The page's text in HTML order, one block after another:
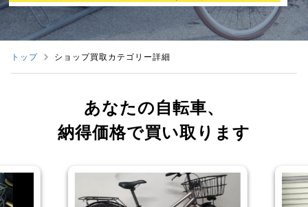
トップ ショップ買取カテゴリー詳細
あなたの自転車、
納得価格で買い取ります